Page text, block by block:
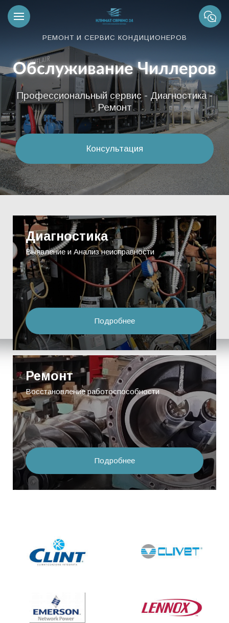
РЕМОНТ И СЕРВИС КОНДИЦИОНЕРОВ
Обслуживание Чиллеров
Профессиональный сервис - Диагностика -
Ремонт
Консультация
Диагностика
Выявление и Анализ неисправности
Подробнее
Ремонт
Восстановление работоспособности
Подробнее